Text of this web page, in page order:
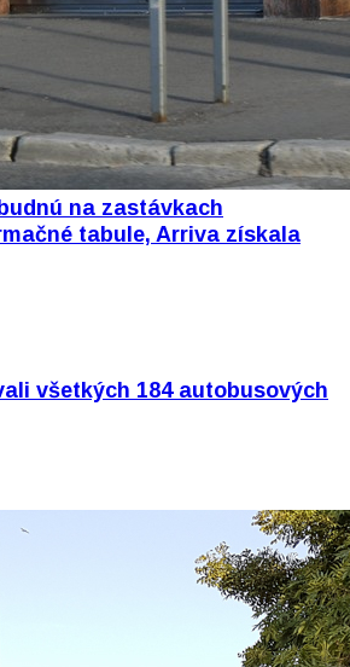
na zastávkach
tabule, Arriva získala
všetkých 184 autobusových